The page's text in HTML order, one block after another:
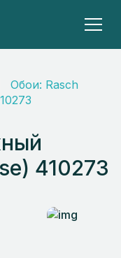
Обои: Rasch
410273